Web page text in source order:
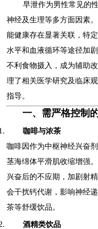
早泄作为男性常见的
神经及生理等多方面因素
能健康存在显著关联，特
水平和血液循环等途径加
不利食物摄入，成为辅助
理了相关医学研究及临床
指导。
一、需严格控制
咖啡与浓茶
咖啡因作为中枢神经兴奋
茎海绵体平滑肌收缩增强
兴奋后的不应期，加剧射
会干扰钙代谢，影响神经
茶等舒缓饮品。
酒精类饮品